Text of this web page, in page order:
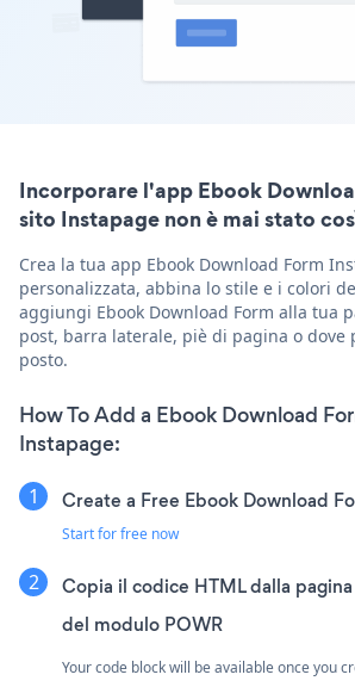
Incorporare l'app Ebook
sito Instapage non è mai stato
Crea la tua app Ebook Download Form
personalizzata, abbina lo stile e i colori
aggiungi Ebook Download Form alla tua
post, barra laterale, piè di pagina o dove
posto.
How To Add a Ebook Download
Instapage:
Create a Free Ebook Download
Start for free now
Copia il codice HTML dalla
del modulo POWR
Your code block will be available once you